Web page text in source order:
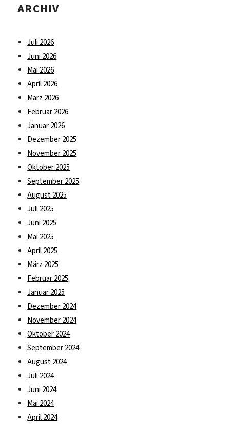
ARCHIV
Juli 2026
Juni 2026
Mai 2026
April 2026
März 2026
Februar 2026
Januar 2026
Dezember 2025
November 2025
Oktober 2025
September 2025
August 2025
Juli 2025
Juni 2025
Mai 2025
April 2025
März 2025
Februar 2025
Januar 2025
Dezember 2024
November 2024
Oktober 2024
September 2024
August 2024
Juli 2024
Juni 2024
Mai 2024
April 2024